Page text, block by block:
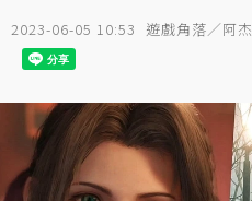
2023-06-05 10:53 遊戲角落／阿杰